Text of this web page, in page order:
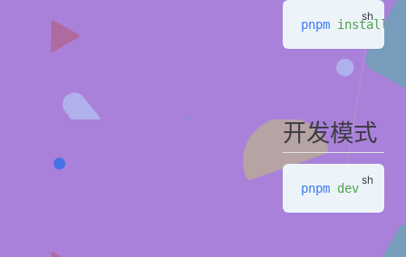
pnpm install
开发模式
pnpm dev